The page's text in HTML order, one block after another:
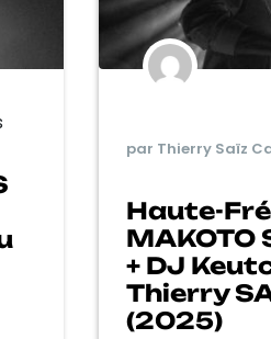
par Thierry Saïz
Haute-
MAKOTO
+ DJ
Thierry
(2025)